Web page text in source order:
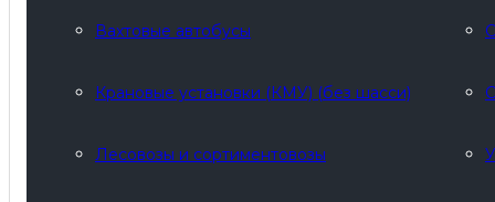
Вахтовые автобусы
Крановые установки (КМУ) (без шасси)
Лесовозы и сортиментовозы